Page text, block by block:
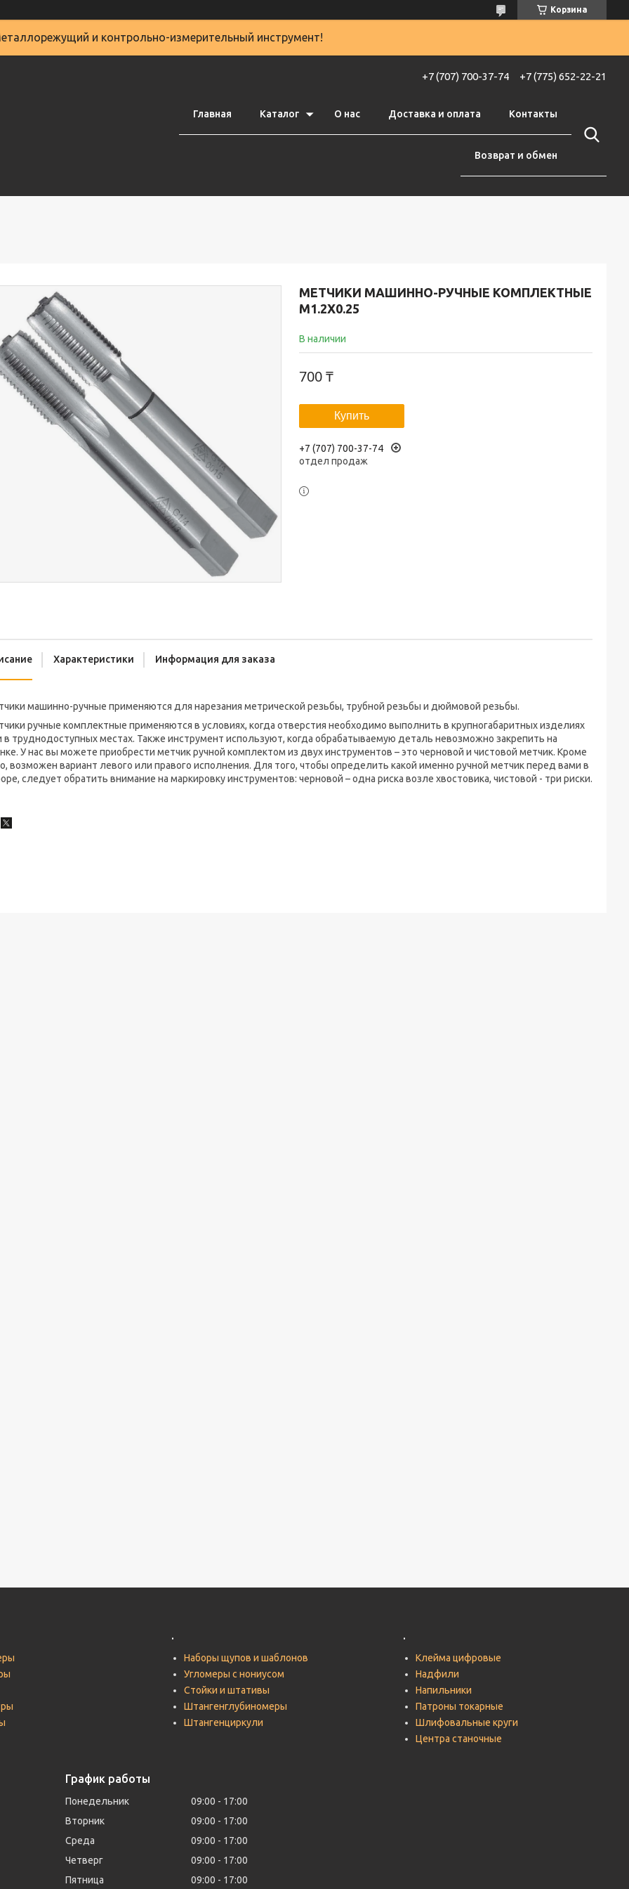
Корзина
и контрольно-измерительный инструмент!
+7 (707) 700-37-74 +7 (775) 652-22-21
Главная Каталог О нас Доставка и оплата Контакты
Возврат и обмен
МЕТЧИКИ МАШИННО-РУЧНЫЕ КОМПЛЕКТНЫЕ
М1.2Х0.25
В наличии
700 ₸
Купить
+7 (707) 700-37-74
отдел продаж
Характеристики Информация для заказа
машинно-ручные применяются для нарезания метрической резьбы, трубной резьбы и дюймовой резьбы.
ручные комплектные применяются в условиях, когда отверстия необходимо выполнить в крупногабаритных изделиях
в труднодоступных местах. Также инструмент используют, когда обрабатываемую деталь невозможно закрепить на
У нас вы можете приобрести метчик ручной комплектом из двух инструментов – это черновой и чистовой метчик. Кроме
возможен вариант левого или правого исполнения. Для того, чтобы определить какой именно ручной метчик перед вами в
следует обратить внимание на маркировку инструментов: черновой – одна риска возле хвостовика, чистовой - три риски.
.
Наборы щупов и шаблонов
Угломеры с нониусом
Стойки и штативы
Штангенглубиномеры
Штангенциркули
.
Клейма цифровые
Надфили
Напильники
Патроны токарные
Шлифовальные круги
Центра станочные
График работы
Понедельник 09:00
17:00
Вторник
09:00
17:00
Среда
09:00
17:00
Четверг
09:00
17:00
Пятница
09:00 17:00